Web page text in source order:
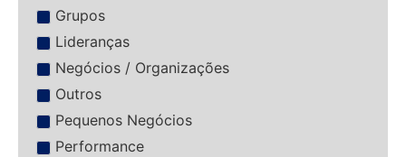
Grupos
Lideranças
Negócios / Organizações
Outros
Pequenos Negócios
Performance